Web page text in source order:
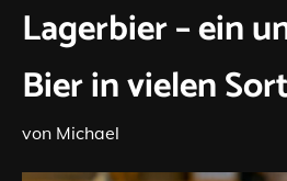
Lagerbier – ein
Bier in vielen
von Michael